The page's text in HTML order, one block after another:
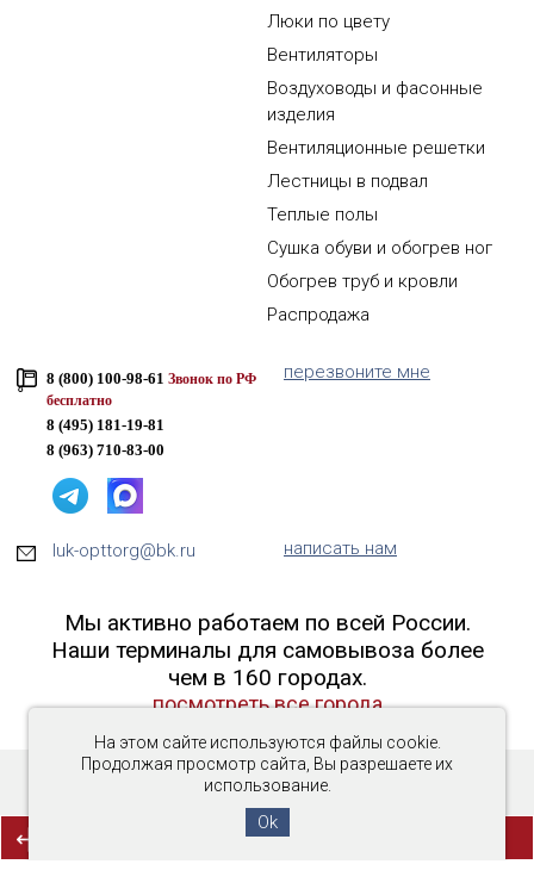
На этом сайте используются файлы cookie.
Продолжая просмотр сайта, Вы разрешаете их
использование.
Ok
СРАВНЕНИЕ
Люки по цвету
Вентиляторы
Воздуховоды и фасонные
изделия
Вентиляционные решетки
Лестницы в подвал
Теплые полы
Сушка обуви и обогрев ног
Обогрев труб и кровли
Распродажа
8 (800) 100-98-61 Звонок по РФ
бесплатно
8 (495) 181-19-81
8 (963) 710-83-00
перезвоните мне
luk-opttorg@bk.ru написать нам
Мы активно работаем по всей России.
Наши терминалы для самовывоза более
чем в 160 городах.
посмотреть все города
Copyright © 2016-2026 «Люк-ОптТорг»